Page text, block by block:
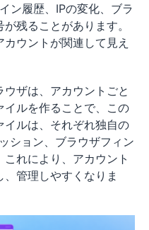
ン履歴、IPの変化、ブラ
残ることがあります。
ウントが関連して見え
ザは、アカウントごと
イルを作ることで、この
イルは、それぞれ独自の
ション、ブラウザフィン
れにより、アカウント
管理しやすくなりま